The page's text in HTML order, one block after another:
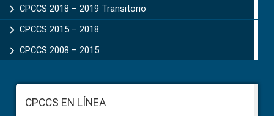
CPCCS 2018 – 2019 Transitorio
CPCCS 2015 – 2018
CPCCS 2008 – 2015
FooterCPCCS EN LÍNEA